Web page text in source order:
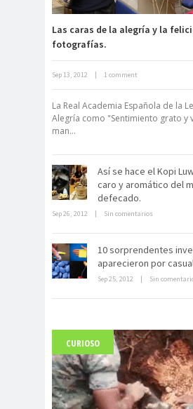
Neuromarketing: el
electrónico
Dentro de un
Carlo Acutis, el beato
15 años
Las caras de la alegría y la
fotografías.
Sep 13, 2012 | 1 comment
La Real Academia Española de la
Alegría como "Sentimiento grato y
man...
Así se hace el Kopi
caro y aromático del
defecado.
Sep 26, 2012 | Sin comentarios
10 sorprendentes
aparecieron por
Sep 25, 2012 | Sin
CURIOSO